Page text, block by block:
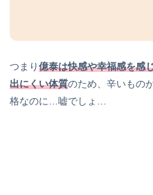
つまり億泰は快感や幸福感を感
出にくい体質のため、辛いもの
格なのに…嘘でしょ…